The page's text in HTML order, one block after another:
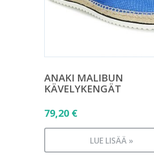
ANAKI MALIBUN
KÄVELYKENGÄT
79,20 €
LUE LISÄÄ »